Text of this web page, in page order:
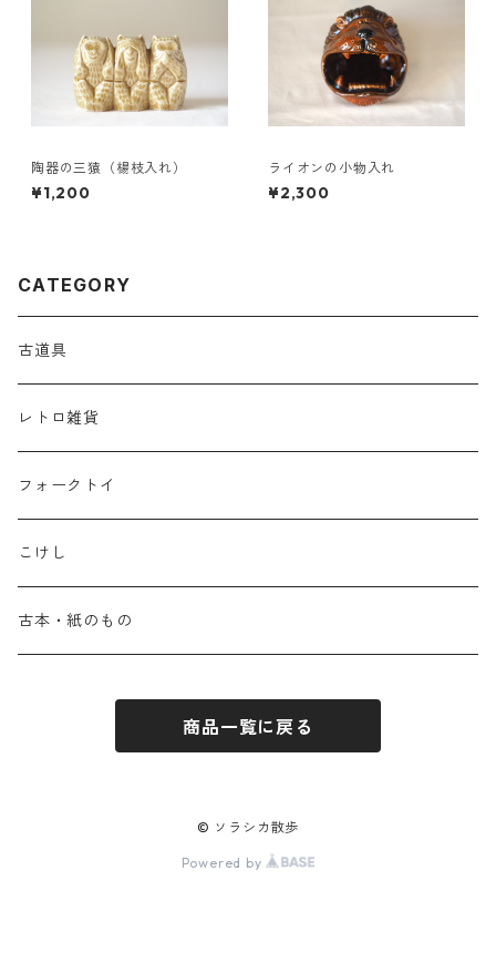
陶器の三猿（楊枝入れ）
¥1,200
ライオンの小物入れ
¥2,300
CATEGORY
古道具
レトロ雑貨
フォークトイ
こけし
古本・紙のもの
商品一覧に戻る
© ソラシカ散歩
Powered by